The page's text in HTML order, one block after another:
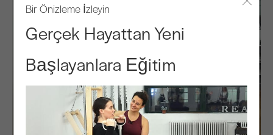
Bir Önizleme İzleyin
Gerçek Hayattan Yeni
Başlayanlara Eğitim